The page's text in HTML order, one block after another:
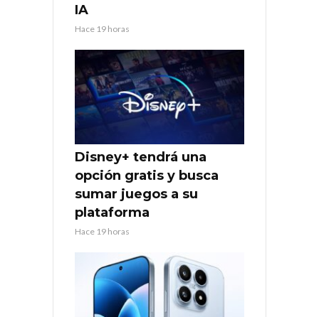
IA
Hace 19 horas
Disney+ tendrá una
opción gratis y busca
sumar juegos a su
plataforma
Hace 19 horas